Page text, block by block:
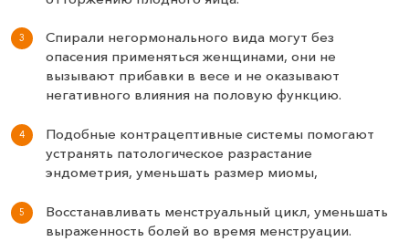
Спирали негормонального вида могут без
опасения применяться женщинами, они не
вызывают прибавки в весе и не оказывают
негативного влияния на половую функцию.
Подобные контрацептивные системы помогают
устранять патологическое разрастание
эндометрия, уменьшать размер миомы,
Восстанавливать менструальный цикл, уменьшать
выраженность болей во время менструации.